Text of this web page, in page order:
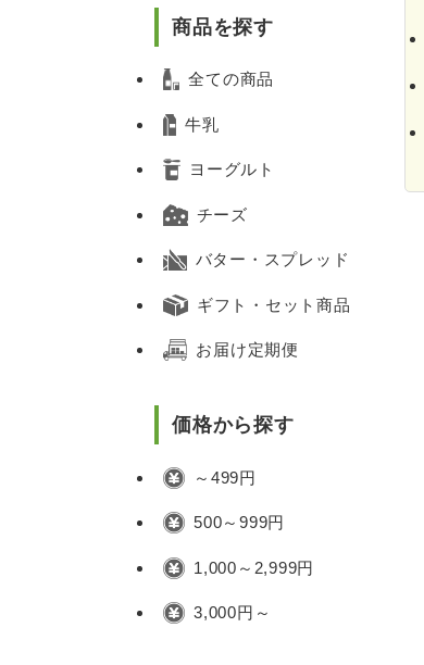
商品を探す
全ての商品
牛乳
ヨーグルト
チーズ
バター・スプレッド
ギフト・セット商品
お届け定期便
価格から探す
～499円
500～999円
1,000～2,999円
3,000円～